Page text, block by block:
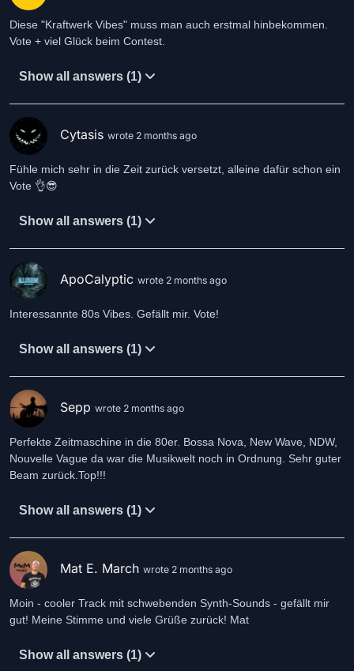
Diese "Kraftwerk Vibes" muss man auch erstmal hinbekommen.
Vote + viel Glück beim Contest.
Show all answers (1)
Cytasis wrote 2 months ago
Fühle mich sehr in die Zeit zurück versetzt, alleine dafür schon ein
Vote 👌😎
Show all answers (1)
ApoCalyptic wrote 2 months ago
Interessannte 80s Vibes. Gefällt mir. Vote!
Show all answers (1)
Sepp wrote 2 months ago
Perfekte Zeitmaschine in die 80er. Bossa Nova, New Wave, NDW,
Nouvelle Vague da war die Musikwelt noch in Ordnung. Sehr guter
Beam zurück.Top!!!
Show all answers (1)
Mat E. March wrote 2 months ago
Moin - cooler Track mit schwebenden Synth-Sounds - gefällt mir
gut! Meine Stimme und viele Grüße zurück! Mat
Show all answers (1)